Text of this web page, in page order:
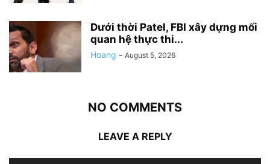
Dưới thời Patel, FBI xây dựng mối
quan hệ thực thi...
Hoang - August 5, 2026
NO COMMENTS
LEAVE A REPLY